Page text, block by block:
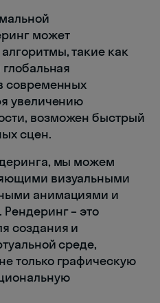
может
такие как
современных
увеличению
возможен быстрый
сцен.
мы можем
визуальными
анимациями и
– это
создания и
среде,
только графическую